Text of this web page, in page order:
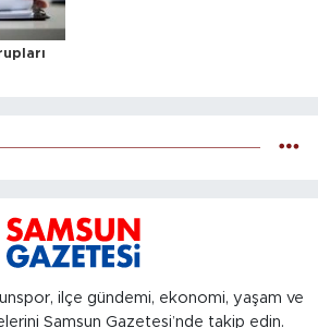
ilçe gündemi, ekonomi, yaşam ve
Samsun Gazetesi’nde takip edin.